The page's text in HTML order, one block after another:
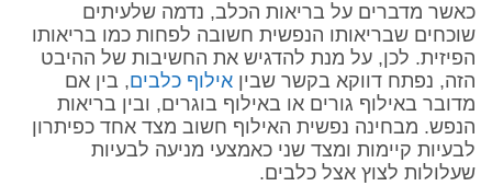
כאשר מדברים על בריאות הכלב, נדמה שלעיתים
שוכחים שבריאותו הנפשית חשובה לפחות כמו בריאותו
הפיזית. לכן, על מנת להדגיש את החשיבות של ההיבט
הזה, נפתח דווקא בקשר שבין אילוף כלבים, בין אם
מדובר באילוף גורים או באילוף בוגרים, ובין בריאות
הנפש. מבחינה נפשית האילוף חשוב מצד אחד כפיתרון
לבעיות קיימות ומצד שני כאמצעי מניעה לבעיות
שעלולות לצוץ אצל כלבים.